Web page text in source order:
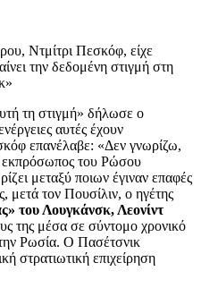
Ντμίτρι Πεσκόφ, είχε
την δεδομένη στιγμή στη
τη στιγμή» δήλωσε ο
αυτές έχουν
επανέλαβε: «Δεν γνωρίζω,
εκπρόσωπος του Ρώσου
μεταξύ ποιων έγιναν επαφές
μετά τον Πουσίλιν, ο ηγέτης
του Λουγκάνσκ, Λεονίντ
της μέσα σε σύντομο χρονικό
Ρωσία. Ο Πασέτσνικ
στρατιωτική επιχείρηση